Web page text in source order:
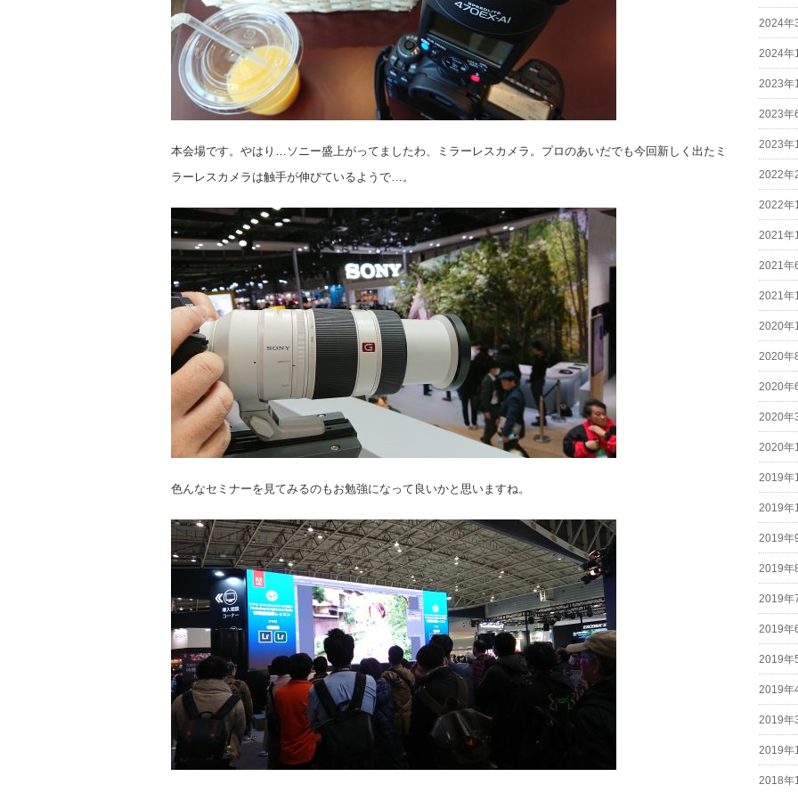
本会場です。やはり…ソニー盛上がってましたわ、ミラーレスカメラ。プロのあいだでも今回新しく出たミ
ラーレスカメラは触手が伸びているようで…。
色んなセミナーを見てみるのもお勉強になって良いかと思いますね。
2024年
2024年
2023年
2023年
2023年
2022年
2022年
2021年
2021年
2021年
2020年
2020年
2020年
2020年
2020年
2019年
2019年
2019年
2019年
2019年
2019年
2019年
2019年
2019年
2019年
2018年